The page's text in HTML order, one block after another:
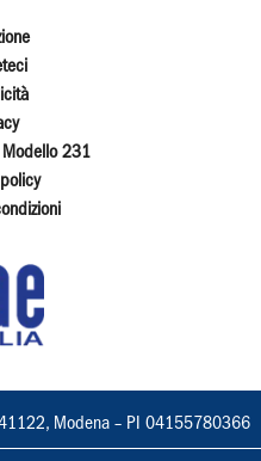
Modello 231
41122, Modena – PI 04155780366